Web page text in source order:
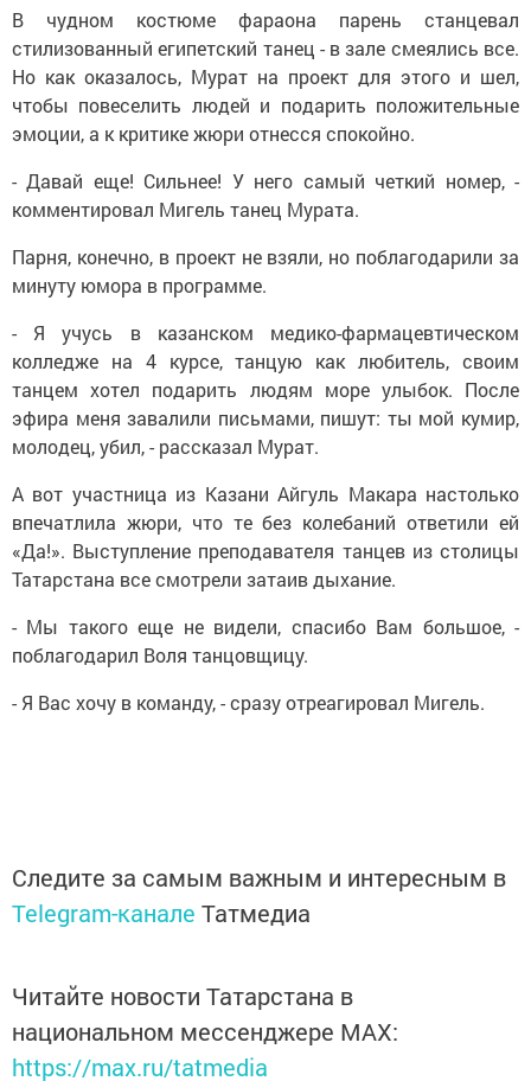
В чудном костюме фараона парень станцевал
стилизованный египетский танец - в зале смеялись все.
Но как оказалось, Мурат на проект для этого и шел,
чтобы повеселить людей и подарить положительные
эмоции, а к критике жюри отнесся спокойно.
- Давай еще! Сильнее! У него самый четкий номер, -
комментировал Мигель танец Мурата.
Парня, конечно, в проект не взяли, но поблагодарили за
минуту юмора в программе.
- Я учусь в казанском медико-фармацевтическом
колледже на 4 курсе, танцую как любитель, своим
танцем хотел подарить людям море улыбок. После
эфира меня завалили письмами, пишут: ты мой кумир,
молодец, убил, - рассказал Мурат.
А вот участница из Казани Айгуль Макара настолько
впечатлила жюри, что те без колебаний ответили ей
«Да!». Выступление преподавателя танцев из столицы
Татарстана все смотрели затаив дыхание.
- Мы такого еще не видели, спасибо Вам большое, -
поблагодарил Воля танцовщицу.
- Я Вас хочу в команду, - сразу отреагировал Мигель.
Следите за самым важным и интересным в
Telegram-канале Татмедиа
Читайте новости Татарстана в
национальном мессенджере MАХ:
https://max.ru/tatmedia